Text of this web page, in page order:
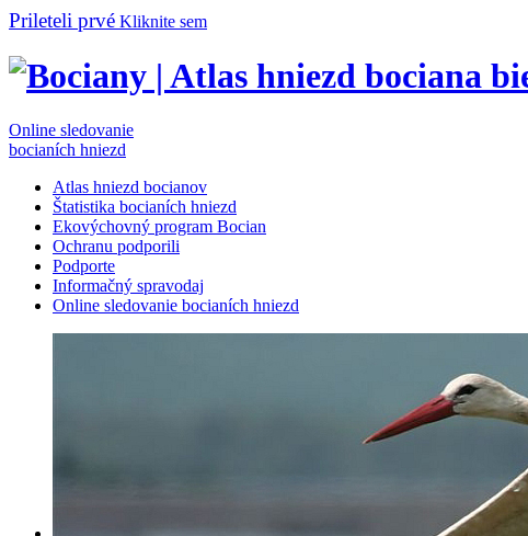
Prileteli prvé Kliknite sem
Online sledovanie
bocianích hniezd
Atlas hniezd bocianov
Štatistika bocianích hniezd
Ekovýchovný program Bocian
Ochranu podporili
Podporte
Informačný spravodaj
Online sledovanie bocianích hniezd